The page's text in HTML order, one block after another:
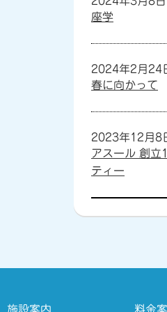
座学
2024年2月24
春に向かって
2023年12月8
アスール 創立
ティー
施設案内 料金